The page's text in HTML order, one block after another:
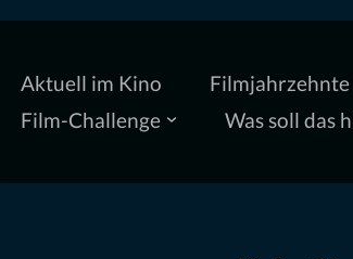
Aktuell im Kino Filmjahrzehnte
Film-Challenge
Was soll das